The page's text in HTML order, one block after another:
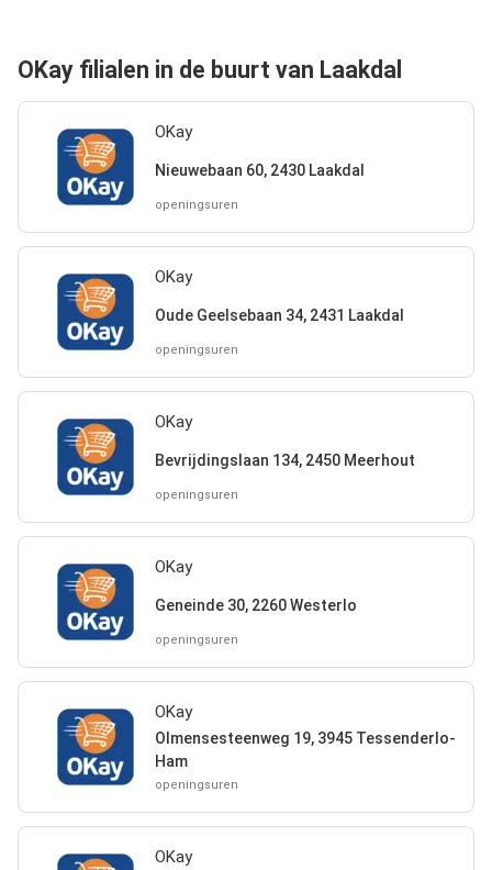
OKay filialen in de buurt van Laakdal
OKay
Nieuwebaan 60, 2430 Laakdal
openingsuren
OKay
Oude Geelsebaan 34, 2431 Laakdal
openingsuren
OKay
Bevrijdingslaan 134, 2450 Meerhout
openingsuren
OKay
Geneinde 30, 2260 Westerlo
openingsuren
OKay
Olmensesteenweg 19, 3945 Tessenderlo-
Ham
openingsuren
OKay